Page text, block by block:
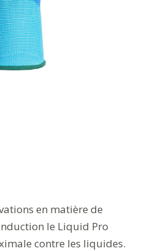
en matière de
le Liquid Pro
contre les liquides.